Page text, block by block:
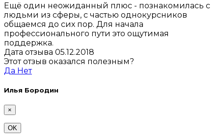
Ещё один неожиданный плюс - познакомилась с
людьми из сферы, с частью однокурсников
общаемся до сих пор. Для начала
профессионального пути это ощутимая
поддержка.
Дата отзыва 05.12.2018
Этот отзыв оказался полезным?
Да Нет
Илья Бородин
×
OK